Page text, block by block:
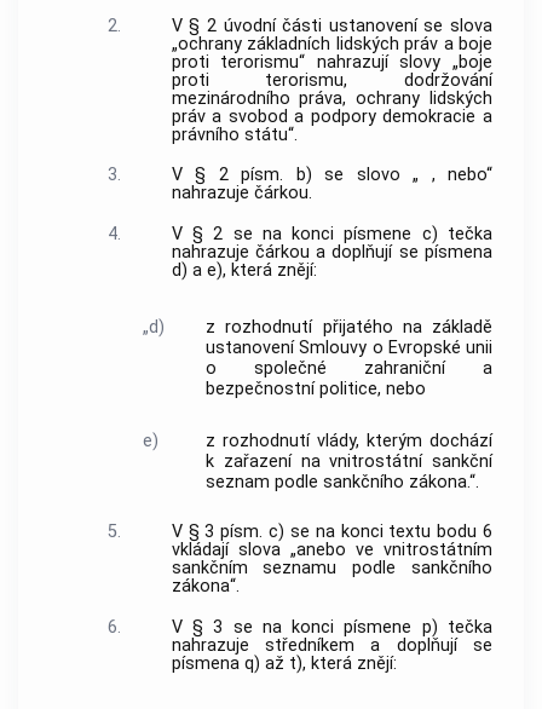
2.
V § 2 úvodní části ustanovení se slova
„ochrany základních lidských práv a boje
proti terorismu“ nahrazují slovy „boje
proti terorismu, dodržování
mezinárodního práva, ochrany lidských
práv a svobod a podpory demokracie a
právního státu“.
3.
V § 2 písm. b) se slovo „ , nebo“
nahrazuje čárkou.
4.
V § 2 se na konci písmene c) tečka
nahrazuje čárkou a doplňují se písmena
d) a e), která znějí:
„d)
z rozhodnutí přijatého na základě
ustanovení Smlouvy o Evropské unii
o společné zahraniční a
bezpečnostní politice, nebo
e)
z rozhodnutí vlády, kterým dochází
k zařazení na vnitrostátní sankční
seznam podle sankčního zákona.“.
5.
V § 3 písm. c) se na konci textu bodu 6
vkládají slova „anebo ve vnitrostátním
sankčním seznamu podle sankčního
zákona“.
6.
V § 3 se na konci písmene p) tečka
nahrazuje středníkem a doplňují se
písmena q) až t), která znějí: